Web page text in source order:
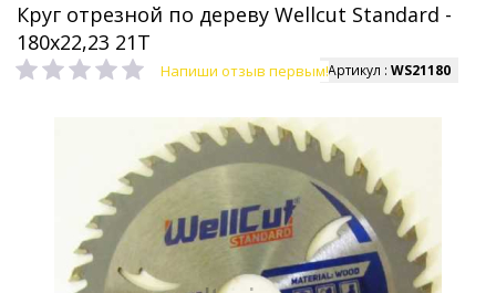
Круг отрезной по дереву Wellcut Standard -
180х22,23 21Т
Напиши отзыв первым!Артикул : WS21180